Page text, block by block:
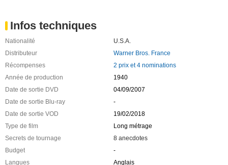
Infos techniques
Nationalité
U.S.A.
Distributeur
Warner Bros. France
Récompenses
2 prix et 4 nominations
Année de production
1940
Date de sortie DVD
04/09/2007
Date de sortie Blu-ray
-
Date de sortie VOD
19/02/2018
Type de film
Long métrage
Secrets de tournage
8 anecdotes
Budget
-
Langues
Anglais